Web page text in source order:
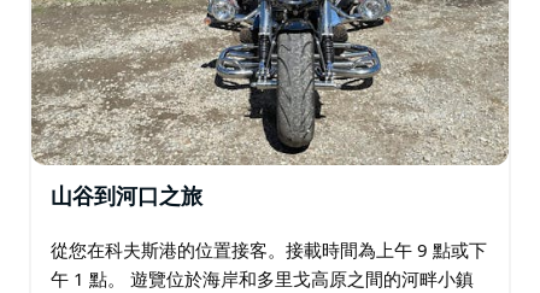
我們將在您的第一個地點提供品嚐槳。
放鬆並享受回家之旅。
山谷到河口之旅
從您在科夫斯港的位置接客。接載時間為上午 9 點或下
午 1 點。 遊覽位於海岸和多里戈高原之間的河畔小鎮